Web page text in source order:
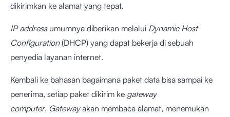
dikirimkan ke alamat yang tepat.
IP addressumumnya diberikan melalui Dynamic Host
Configuration(DHCP) yang dapat bekerja di sebuah
penyedia layanan internet.
Kembali ke bahasan bagaimana paket data bisa sampai ke
penerima, setiap paket dikirim ke gateway
computer. Gatewayakan membaca alamat, menemukan